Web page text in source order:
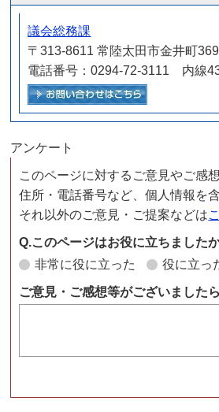
議会総務課
〒313-8611 常陸太田市金井町
電話番号：0294-72-3111 内線
アンケート
このページに対するご意見やご感
住所・電話番号など、個人情報を
それ以外のご意見・ご提案などは
Q.このページはお役に立ちました
非常に役に立った
役に立っ
ご意見・ご感想等がございました